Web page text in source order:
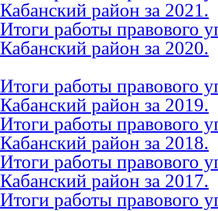
Кабанский район за 2021.
Итоги работы правового
Кабанский район за 2020.
Итоги работы правового
Кабанский район за 2019.
Итоги работы правового
Кабанский район за 2018.
Итоги работы правового
Кабанский район за 2017.
Итоги работы правового